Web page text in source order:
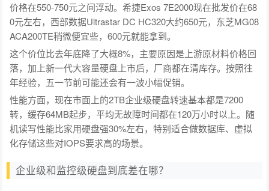
价格在550-750元之间浮动。希捷Exos 7E2000现在批发价在68
0元左右，西部数据Ultrastar DC HC320大约650元，东芝MG08
ACA200TE稍微便宜些，600元就能拿到。
这个价位比去年底降了大概8%，主要原因是上游原材料价格回
落，加上新一代大容量硬盘上市后，厂商都在清库存。按照往
年经验，五一节前可能还会有一波小幅促销。
性能方面，现在市面上的2TB企业级硬盘转速基本都是7200
转，缓存64MB起步，平均无故障时间都在120万小时以上。随
机读写性能比家用硬盘强30%左右，特别适合做数据库、虚拟
化存储这些对IOPS要求高的场景。
企业级和监控级硬盘到底差在哪？